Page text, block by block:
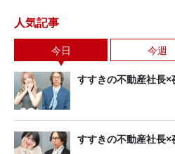
人気記事
今日 今週
すすきの不動産社長×
すすきの不動産社長×